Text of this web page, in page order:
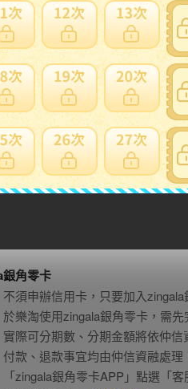
信用卡付款
付
享後付
AFTEE先享後付是不需匯款，透
商品後才付款。
申請AFTEE先享後付『必須』使
AFTEE先享後付由恩沛科技股份
角零卡
不須申辦信用卡，只要加入
於樂淘使用zingala銀角零卡，需
實際可分期數、分期金額將依仲
付款、退款事宜均由仲信資融處
「zingala銀角零卡APP」點選「客